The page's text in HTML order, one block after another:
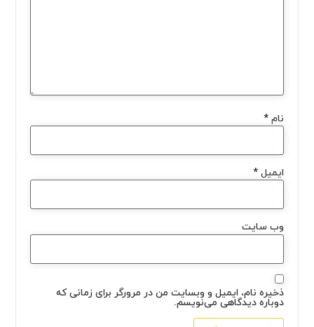
نام*
ایمیل*
وب‌ سایت
ذخیره نام، ایمیل و وبسایت من در مرورگر برای زمانی که
دوباره دیدگاهی می‌نویسم.